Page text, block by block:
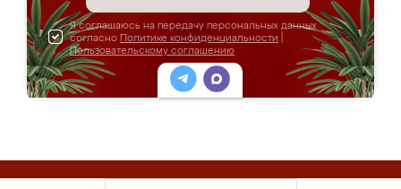
Я соглашаюсь на передачу персональных данных
согласно Политике конфиденциальности
Пользовательскому соглашению